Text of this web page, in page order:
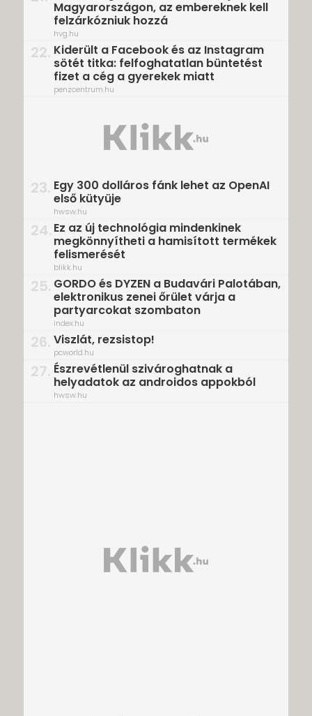
Magyarországon, az embereknek kell
felzárkózniuk hozzá
hvg.hu
22. Kiderült a Facebook és az Instagram
sötét titka: felfoghatatlan büntetést
fizet a cég a gyerekek miatt
penzcentrum.hu
23. Egy 300 dolláros fánk lehet az OpenAI
első kütyüje
hwsw.hu
24. Ez az új technológia mindenkinek
megkönnyítheti a hamisított termékek
felismerését
blikk.hu
25. GORDO és DYZEN a Budavári Palotában,
elektronikus zenei őrület várja a
partyarcokat szombaton
index.hu
26. Viszlát, rezsistop!
pcworld.hu
27. Észrevétlenül szivároghatnak a
helyadatok az androidos appokból
hwsw.hu